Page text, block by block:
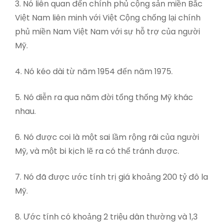
3. Nó liên quan đến chính phủ cộng sản miền Bắc
Việt Nam liên minh với Việt Cộng chống lại chính
phủ miền Nam Việt Nam với sự hỗ trợ của người
Mỹ.
4. Nó kéo dài từ năm 1954 đến năm 1975.
5. Nó diễn ra qua năm đời tổng thống Mỹ khác
nhau.
6. Nó được coi là một sai lầm rộng rãi của người
Mỹ, và một bi kịch lẽ ra có thể tránh được.
7. Nó đã được ước tính trị giá khoảng 200 tỷ đô la
Mỹ.
8. Ước tính có khoảng 2 triệu dân thường và 1,3